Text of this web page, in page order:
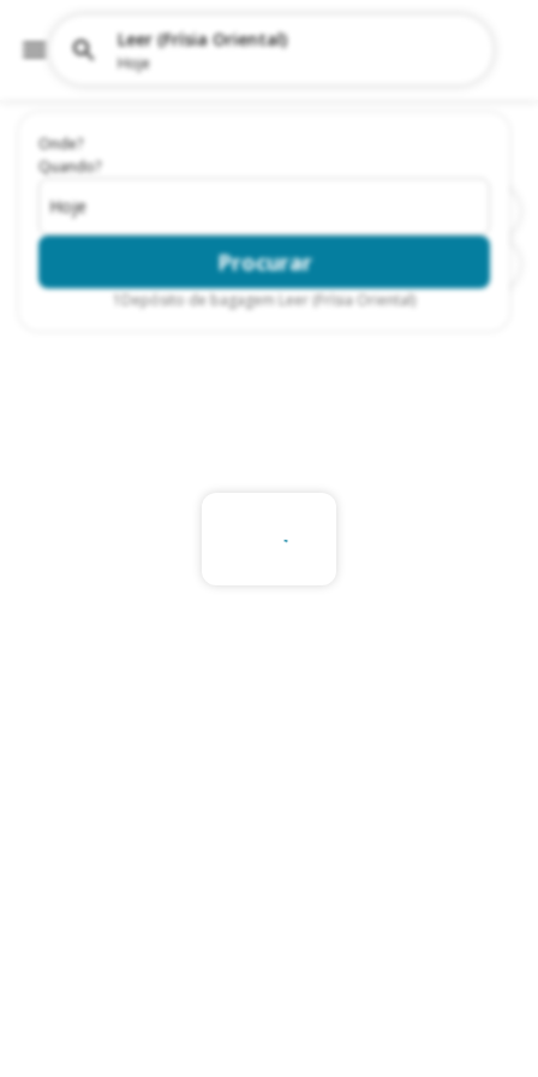
Onde?
Quando?
Hoje
Procurar
Depósito de bagagem Leer (Frísia Oriental)
Leer (Frísia Oriental)
Hoje